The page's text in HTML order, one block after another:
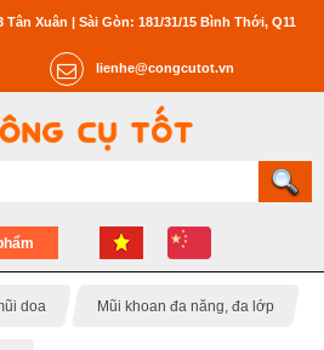
Tân Xuân | Sài Gòn: 181/31/15 Bình Thới, Q11
lienhe@congcutot.vn
doa Mũi khoan đa năng, đa lớp